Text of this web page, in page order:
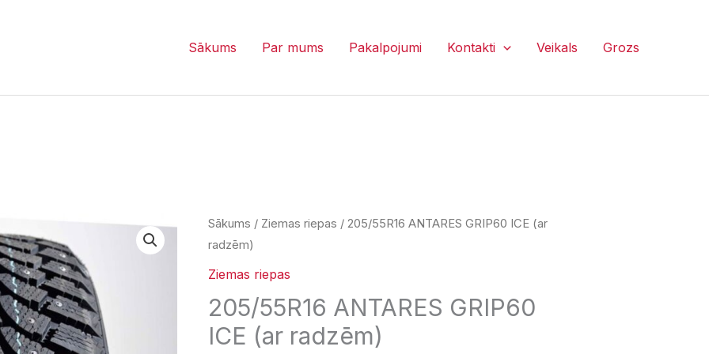
Sākums Par mums Pakalpojumi Kontakti Veikals Grozs
Sākums / Ziemas riepas / 205/55R16 ANTARES GRIP60 ICE (ar
radzēm)
Ziemas riepas
205/55R16 ANTARES GRIP60
ICE (ar radzēm)
205/55R16
ANTARES
GRIP60
(ar
radzēm)